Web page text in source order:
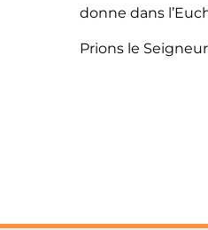
donne dans
Prions le